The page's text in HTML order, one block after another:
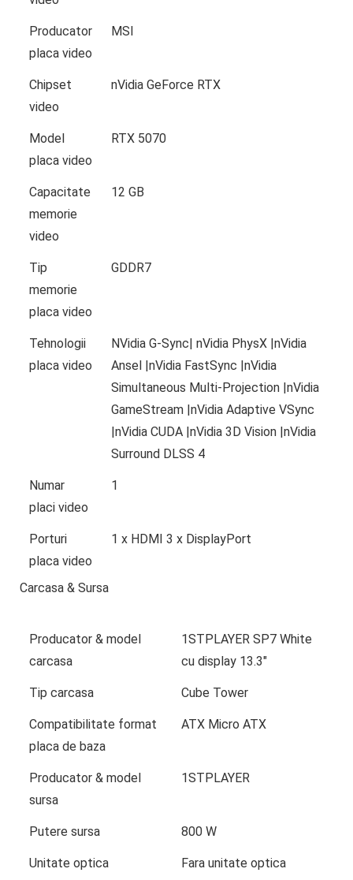
Producator
placa video
MSI
Chipset
video
nVidia GeForce RTX
Model
placa video
RTX 5070
Capacitate
memorie
video
12 GB
Tip
memorie
placa video
GDDR7
Tehnologii
placa video
NVidia G-Sync| nVidia PhysX |nVidia
Ansel |nVidia FastSync |nVidia
Simultaneous Multi-Projection |nVidia
GameStream |nVidia Adaptive VSync
|nVidia CUDA |nVidia 3D Vision |nVidia
Surround DLSS 4
Numar
placi video
1
Porturi
placa video
1 x HDMI 3 x DisplayPort
Carcasa & Sursa
Producator & model
carcasa
1STPLAYER SP7 White
cu display 13.3″
Tip carcasa Cube Tower
Compatibilitate format
placa de baza
ATX Micro ATX
Producator & model
sursa
1STPLAYER
Putere sursa 800 W
Unitate optica Fara unitate optica